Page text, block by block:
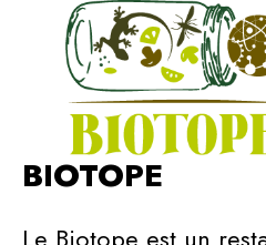
BIOTOPE